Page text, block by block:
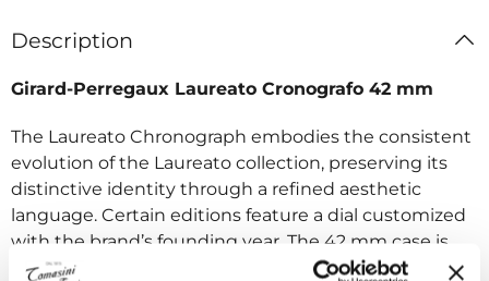
Description
Girard-Perregaux Laureato Cronografo 42 mm
The Laureato Chronograph embodies the consistent
evolution of the Laureato collection, preserving its
distinctive identity through a refined aesthetic
language. Certain editions feature a dial customized
with the brand’s founding year. The 42 mm case is
crafted from 904L steel, with a thickness of 12.01 mm